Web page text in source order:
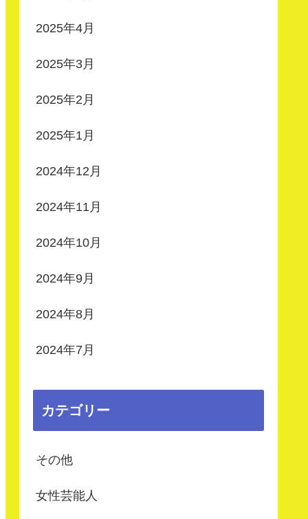
2025年4月
2025年3月
2025年2月
2025年1月
2024年12月
2024年11月
2024年10月
2024年9月
2024年8月
2024年7月
カテゴリー
その他
女性芸能人